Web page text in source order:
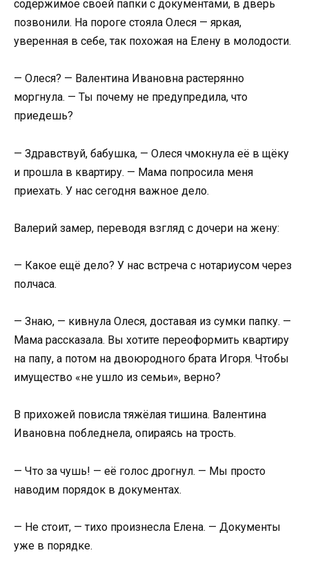
содержимое своей папки с документами, в дверь
позвонили. На пороге стояла Олеся — яркая,
уверенная в себе, так похожая на Елену в молодости.
— Олеся? — Валентина Ивановна растерянно
моргнула. — Ты почему не предупредила, что
приедешь?
— Здравствуй, бабушка, — Олеся чмокнула её в щёку
и прошла в квартиру. — Мама попросила меня
приехать. У нас сегодня важное дело.
Валерий замер, переводя взгляд с дочери на жену:
— Какое ещё дело? У нас встреча с нотариусом через
полчаса.
— Знаю, — кивнула Олеся, доставая из сумки папку. —
Мама рассказала. Вы хотите переоформить квартиру
на папу, а потом на двоюродного брата Игоря. Чтобы
имущество «не ушло из семьи», верно?
В прихожей повисла тяжёлая тишина. Валентина
Ивановна побледнела, опираясь на трость.
— Что за чушь! — её голос дрогнул. — Мы просто
наводим порядок в документах.
— Не стоит, — тихо произнесла Елена. — Документы
уже в порядке.